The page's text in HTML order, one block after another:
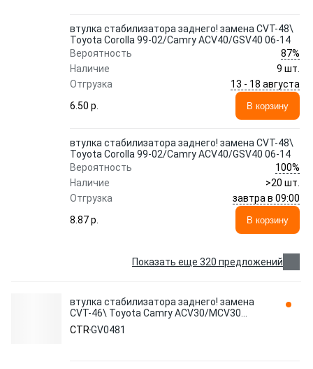
втулка стабилизатора заднего! замена CVT-48\
Toyota Corolla 99-02/Camry ACV40/GSV40 06-14
Вероятность
87%
Наличие
9 шт.
Отгрузка
13 - 18 августа
6.50 p.
В корзину
втулка стабилизатора заднего! замена CVT-48\
Toyota Corolla 99-02/Camry ACV40/GSV40 06-14
Вероятность
100%
Наличие
>20 шт.
Отгрузка
завтра в 09:00
8.87 p.
В корзину
Показать еще 320 предложений
втулка стабилизатора заднего! замена
CVT-46\ Toyota Camry ACV30/MCV30
GV0481 CTR
CTRGV0481